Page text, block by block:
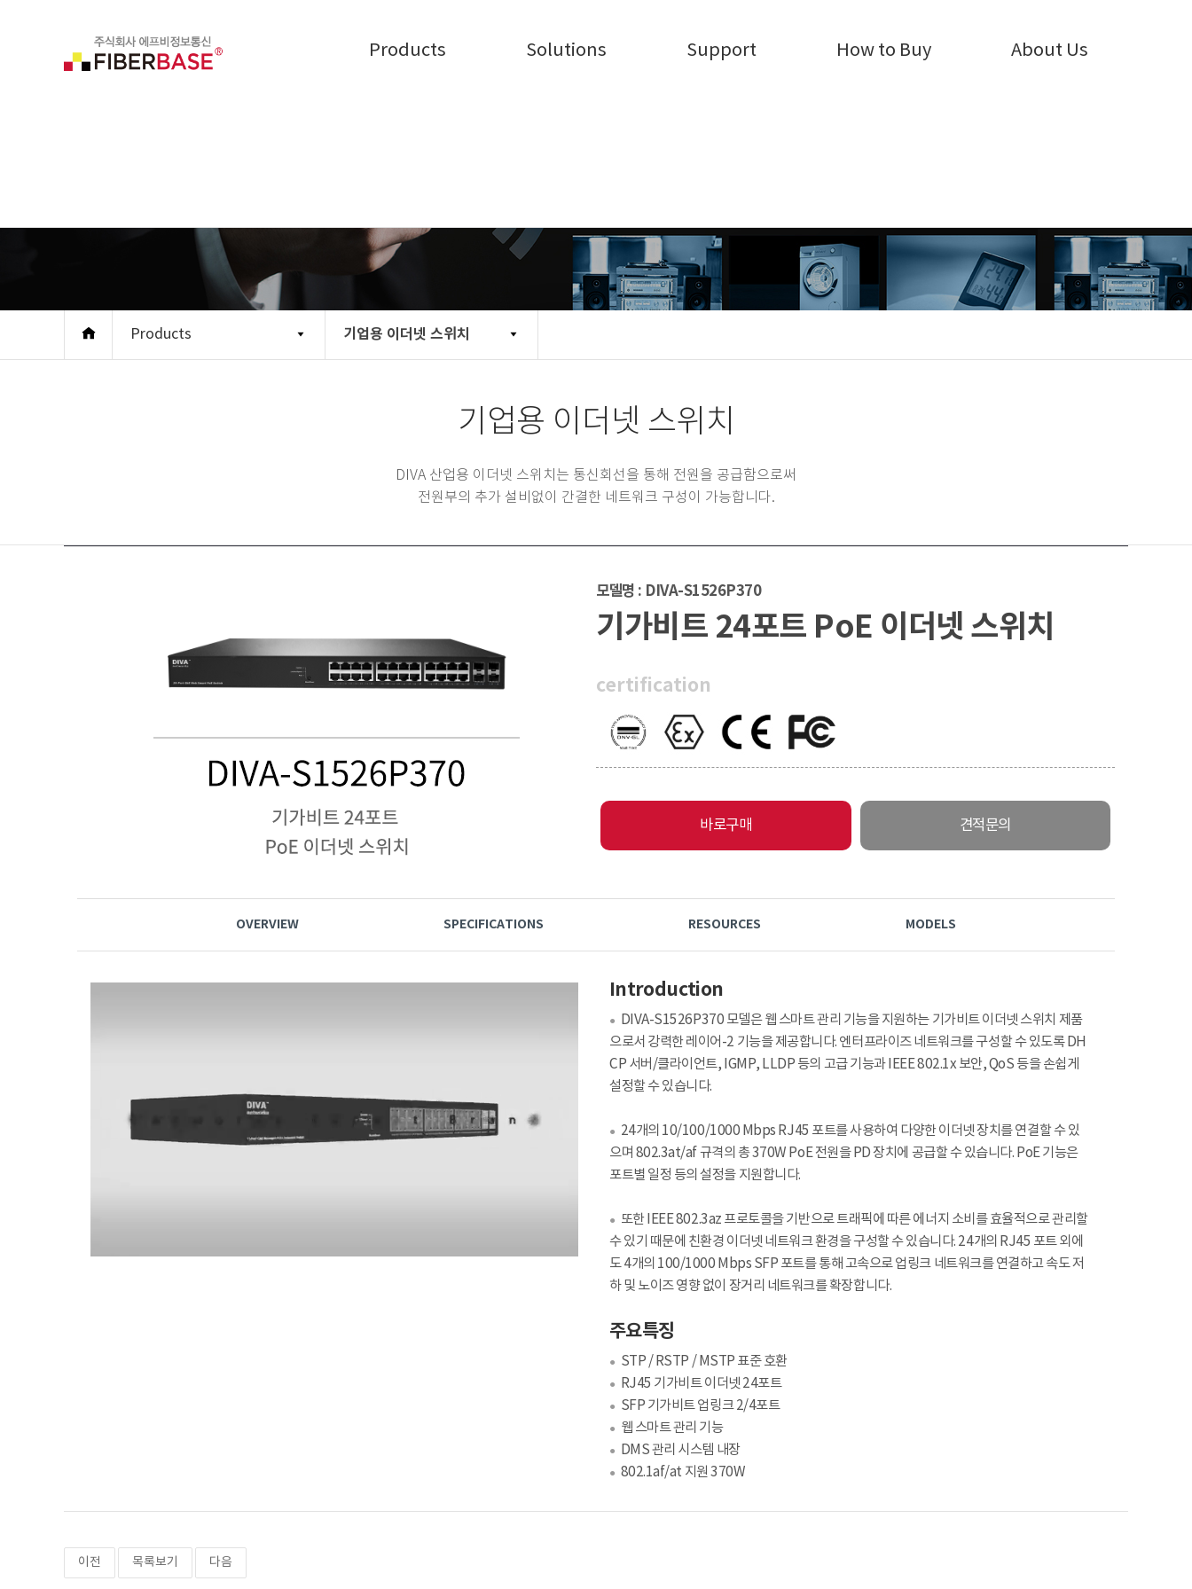
Products Solutions Support How to Buy About Us
Products 기업용 이더넷 스위치
기업용 이더넷 스위치
DIVA 산업용 이더넷 스위치는 통신회선을 통해 전원을 공급함으로써
전원부의 추가 설비없이 간결한 네트워크 구성이 가능합니다.
모델명 : DIVA-S1526P370
기가비트 24포트 PoE 이더넷 스위치
certification
바로구매 견적문의
OVERVIEW SPECIFICATIONS RESOURCES MODELS
Introduction
●
DIVA-S1526P370 모델은 웹 스마트 관리 기능을 지원하는 기가비트 이더넷 스위치 제품
으로서 강력한 레이어-2 기능을 제공합니다. 엔터프라이즈 네트워크를 구성할 수 있도록 DH
CP 서버/클라이언트, IGMP, LLDP 등의 고급 기능과 IEEE 802.1x 보안, QoS 등을 손쉽게
설정할 수 있습니다.
●
24개의 10/100/1000 Mbps RJ45 포트를 사용하여 다양한 이더넷 장치를 연결할 수 있
으며 802.3at/af 규격의 총 370W PoE 전원을 PD 장치에 공급할 수 있습니다. PoE 기능은
포트별 일정 등의 설정을 지원합니다.
●
또한 IEEE 802.3az 프로토콜을 기반으로 트래픽에 따른 에너지 소비를 효율적으로 관리할
수 있기 때문에 친환경 이더넷 네트워크 환경을 구성할 수 있습니다. 24개의 RJ45 포트 외에
도 4개의 100/1000 Mbps SFP 포트를 통해 고속으로 업링크 네트워크를 연결하고 속도 저
하 및 노이즈 영향 없이 장거리 네트워크를 확장합니다.
주요특징
● STP / RSTP / MSTP 표준 호환
● RJ45 기가비트 이더넷 24포트
● SFP 기가비트 업링크 2/4포트
● 웹 스마트 관리 기능
● DMS 관리 시스템 내장
● 802.1af/at 지원 370W
이전 목록보기 다음